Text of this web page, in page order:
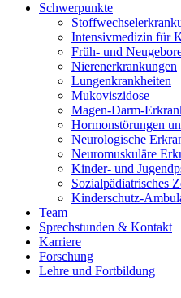
Schwerpunkte
Intensivmedizin für
Früh- und
Nierenerkrankungen
Lungenkrankheiten
Mukoviszidose
Magen-Darm-
Hormonstörungen
Neurologische
Neuromuskuläre
Kinder- und
Sozialpädiatrisches
Kinderschutz-
Team
Sprechstunden & Kontakt
Karriere
Forschung
Lehre und Fortbildung